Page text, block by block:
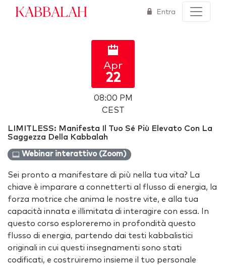
Kabbalah Entra
Apr
22
08:00 PM
CEST
LIMITLESS: Manifesta Il Tuo Sé Più Elevato Con La
Saggezza Della Kabbalah
Webinar interattivo (Zoom)
Sei pronto a manifestare di più nella tua vita? La
chiave è imparare a connetterti al flusso di energia, la
forza motrice che anima le nostre vite, e alla tua
capacità innata e illimitata di interagire con essa. In
questo corso esploreremo in profondità questo
flusso di energia, partendo dai testi kabbalistici
originali in cui questi insegnamenti sono stati
codificati, e costruiremo insieme il tuo personale